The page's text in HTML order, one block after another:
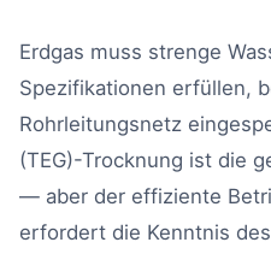
Erdgas muss strenge
Spezifikationen erfüllen,
Rohrleitungsnetz
(TEG)-Trocknung ist die
— aber der effiziente
erfordert die Kenntnis